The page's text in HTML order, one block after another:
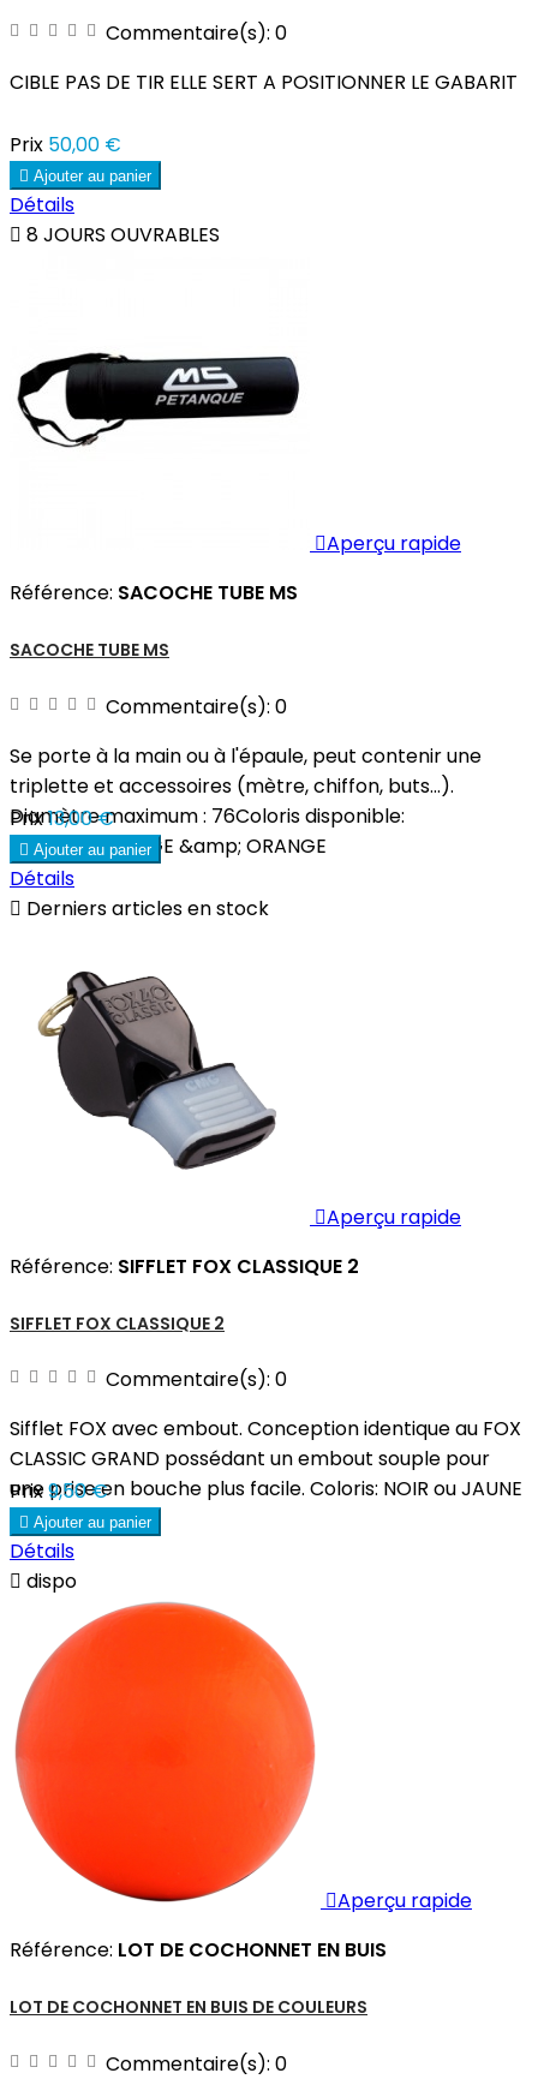
Commentaire(s): 0
CIBLE PAS DE TIR ELLE SERT A POSITIONNER LE GABARIT
Prix 50,00 €
 Ajouter au panier
Détails
 8 JOURS OUVRABLES
Aperçu rapide
Référence: SACOCHE TUBE MS
SACOCHE TUBE MS
Commentaire(s): 0
Se porte à la main ou à l'épaule, peut contenir une
triplette et accessoires (mètre, chiffon, buts…).
Diamètre maximum : 76Coloris disponible:
NOIR,BLEU,ROUGE &amp; ORANGE
Prix13,00 €
 Ajouter au panier
Détails
 Derniers articles en stock
Aperçu rapide
Référence: SIFFLET FOX CLASSIQUE 2
SIFFLET FOX CLASSIQUE 2
Commentaire(s): 0
Sifflet FOX avec embout. Conception identique au FOX
CLASSIC GRAND possédant un embout souple pour
une prise en bouche plus facile. Coloris: NOIR ou JAUNE
Prix9,50 €
 Ajouter au panier
Détails
 dispo
Aperçu rapide
Référence: LOT DE COCHONNET EN BUIS
LOT DE COCHONNET EN BUIS DE COULEURS
Commentaire(s): 0